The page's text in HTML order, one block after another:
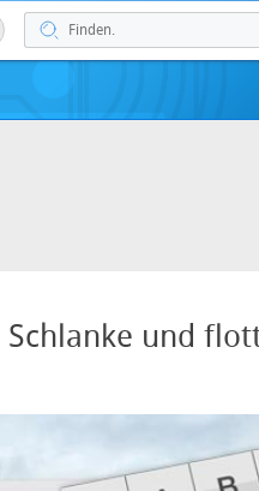
Schlanke und